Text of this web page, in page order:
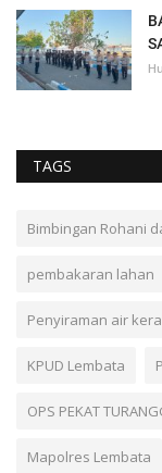
TAGS
Bimbingan Rohani
pembakaran lahan
Penyiraman air
KPUD Lembata
OPS PEKAT
Mapolres Lembata